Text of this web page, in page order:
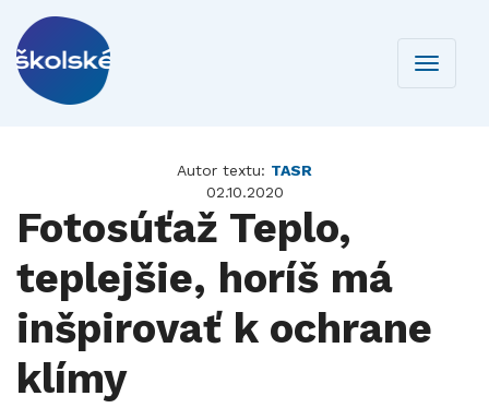
Toggle
Autor textu: TASR
02.10.2020
Fotosúťaž Teplo,
teplejšie, horíš má
inšpirovať k ochrane
klímy